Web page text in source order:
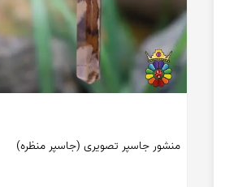
عقیق یمن سبز
عقیق یمن بنفش
عقیق یمن قرمز
استیک اگات
منشور جاسپر تصویری (جاسپر منظره)